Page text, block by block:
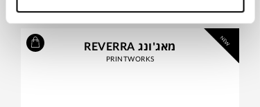
NEW מאג'ונג REVERRA
PRINTWORKS